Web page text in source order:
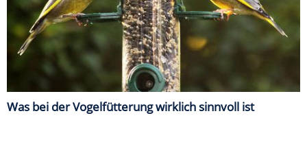
Was bei der Vogelfütterung wirklich sinnvoll ist